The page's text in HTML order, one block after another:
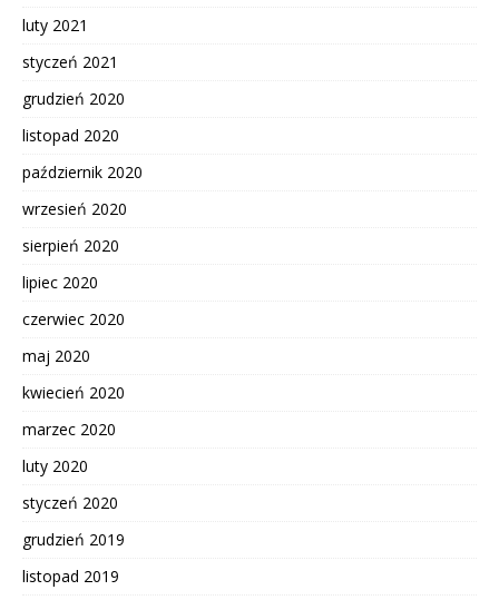
luty 2021
styczeń 2021
grudzień 2020
listopad 2020
październik 2020
wrzesień 2020
sierpień 2020
lipiec 2020
czerwiec 2020
maj 2020
kwiecień 2020
marzec 2020
luty 2020
styczeń 2020
grudzień 2019
listopad 2019